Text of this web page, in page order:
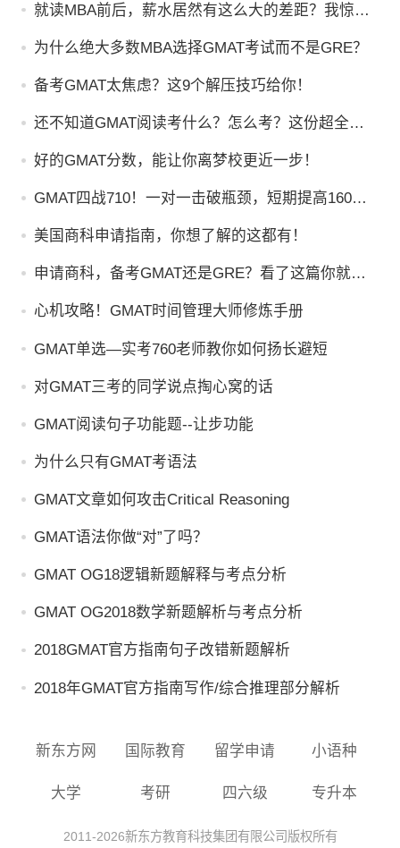
就读MBA前后，薪水居然有这么大的差距？我惊呆
为什么绝大多数MBA选择GMAT考试而不是GRE？
备考GMAT太焦虑？这9个解压技巧给你！
还不知道GMAT阅读考什么？怎么考？这份超全讲
好的GMAT分数，能让你离梦校更近一步！
GMAT四战710！一对一击破瓶颈，短期提高160
美国商科申请指南，你想了解的这都有！
申请商科，备考GMAT还是GRE？看了这篇你就知
心机攻略！GMAT时间管理大师修炼手册
GMAT单选—实考760老师教你如何扬长避短
对GMAT三考的同学说点掏心窝的话
GMAT阅读句子功能题--让步功能
为什么只有GMAT考语法
GMAT文章如何攻击Critical Reasoning
GMAT语法你做“对”了吗？
GMAT OG18逻辑新题解释与考点分析
GMAT OG2018数学新题解析与考点分析
2018GMAT官方指南句子改错新题解析
2018年GMAT官方指南写作/综合推理部分解析
新东方网 国际教育 留学申请 小语种
大学 考研 四六级 专升本
2011-2026新东方教育科技集团有限公司版权所有